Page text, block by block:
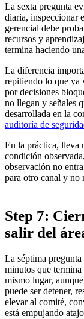
La sexta pregunta
diaria, inspeccionar
gerencial debe
recursos y
termina haciendo
La diferencia
repitiendo lo que ya
por decisiones
no llegan y señales
desarrollada en la
auditoría de
En la práctica, lleva
condición
observación no
para otro canal y no
Step 7:
salir del
La séptima
minutos que
mismo lugar,
puede ser detener,
elevar al comité,
está empujando